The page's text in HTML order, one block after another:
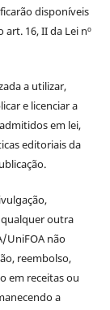
disponíveis
16, II da Lei nº
a utilizar,
e licenciar a
em lei,
editoriais da
outra
UniFOA não
reembolso,
em receitas ou
a